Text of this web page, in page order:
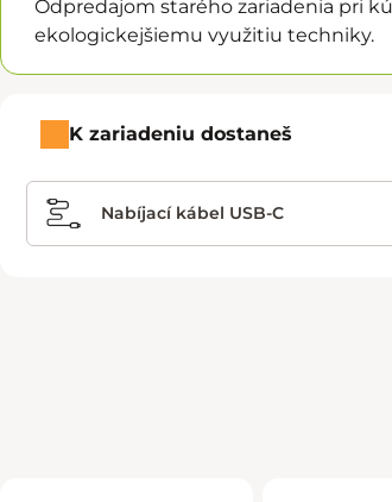
Odpredajom starého zariadenia pri
ekologickejšiemu využitiu techniky.
K zariadeniu dostaneš
Nabíjací kábel USB-C